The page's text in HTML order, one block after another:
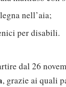
nell’aia;
per disabili.
dal 26
, grazie ai quali